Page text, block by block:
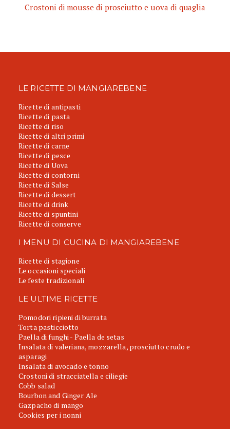
Crostoni di mousse di prosciutto e uova di quaglia
LE RICETTE DI MANGIAREBENE
Ricette di antipasti
Ricette di pasta
Ricette di riso
Ricette di altri primi
Ricette di carne
Ricette di pesce
Ricette di Uova
Ricette di contorni
Ricette di Salse
Ricette di dessert
Ricette di drink
Ricette di spuntini
Ricette di conserve
I MENU DI CUCINA DI MANGIAREBENE
Ricette di stagione
Le occasioni speciali
Le feste tradizionali
LE ULTIME RICETTE
Pomodori ripieni di burrata
Torta pasticciotto
Paella di funghi - Paella de setas
Insalata di valeriana, mozzarella, prosciutto crudo e
asparagi
Insalata di avocado e tonno
Crostoni di stracciatella e ciliegie
Cobb salad
Bourbon and Ginger Ale
Gazpacho di mango
Cookies per i nonni